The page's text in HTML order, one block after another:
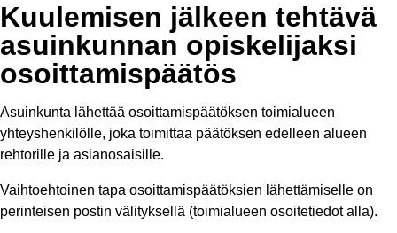
Kuulemisen jälkeen tehtävä
asuinkunnan opiskelijaksi
osoittamispäätös​
Asuinkunta lähettää osoittamispäätöksen toimialueen
yhteyshenkilölle, joka toimittaa päätöksen edelleen alueen
rehtorille ja asianosaisille.​
Vaihtoehtoinen tapa osoittamispäätöksien lähettämiselle on
perinteisen postin välityksellä (toimialueen osoitetiedot alla).​